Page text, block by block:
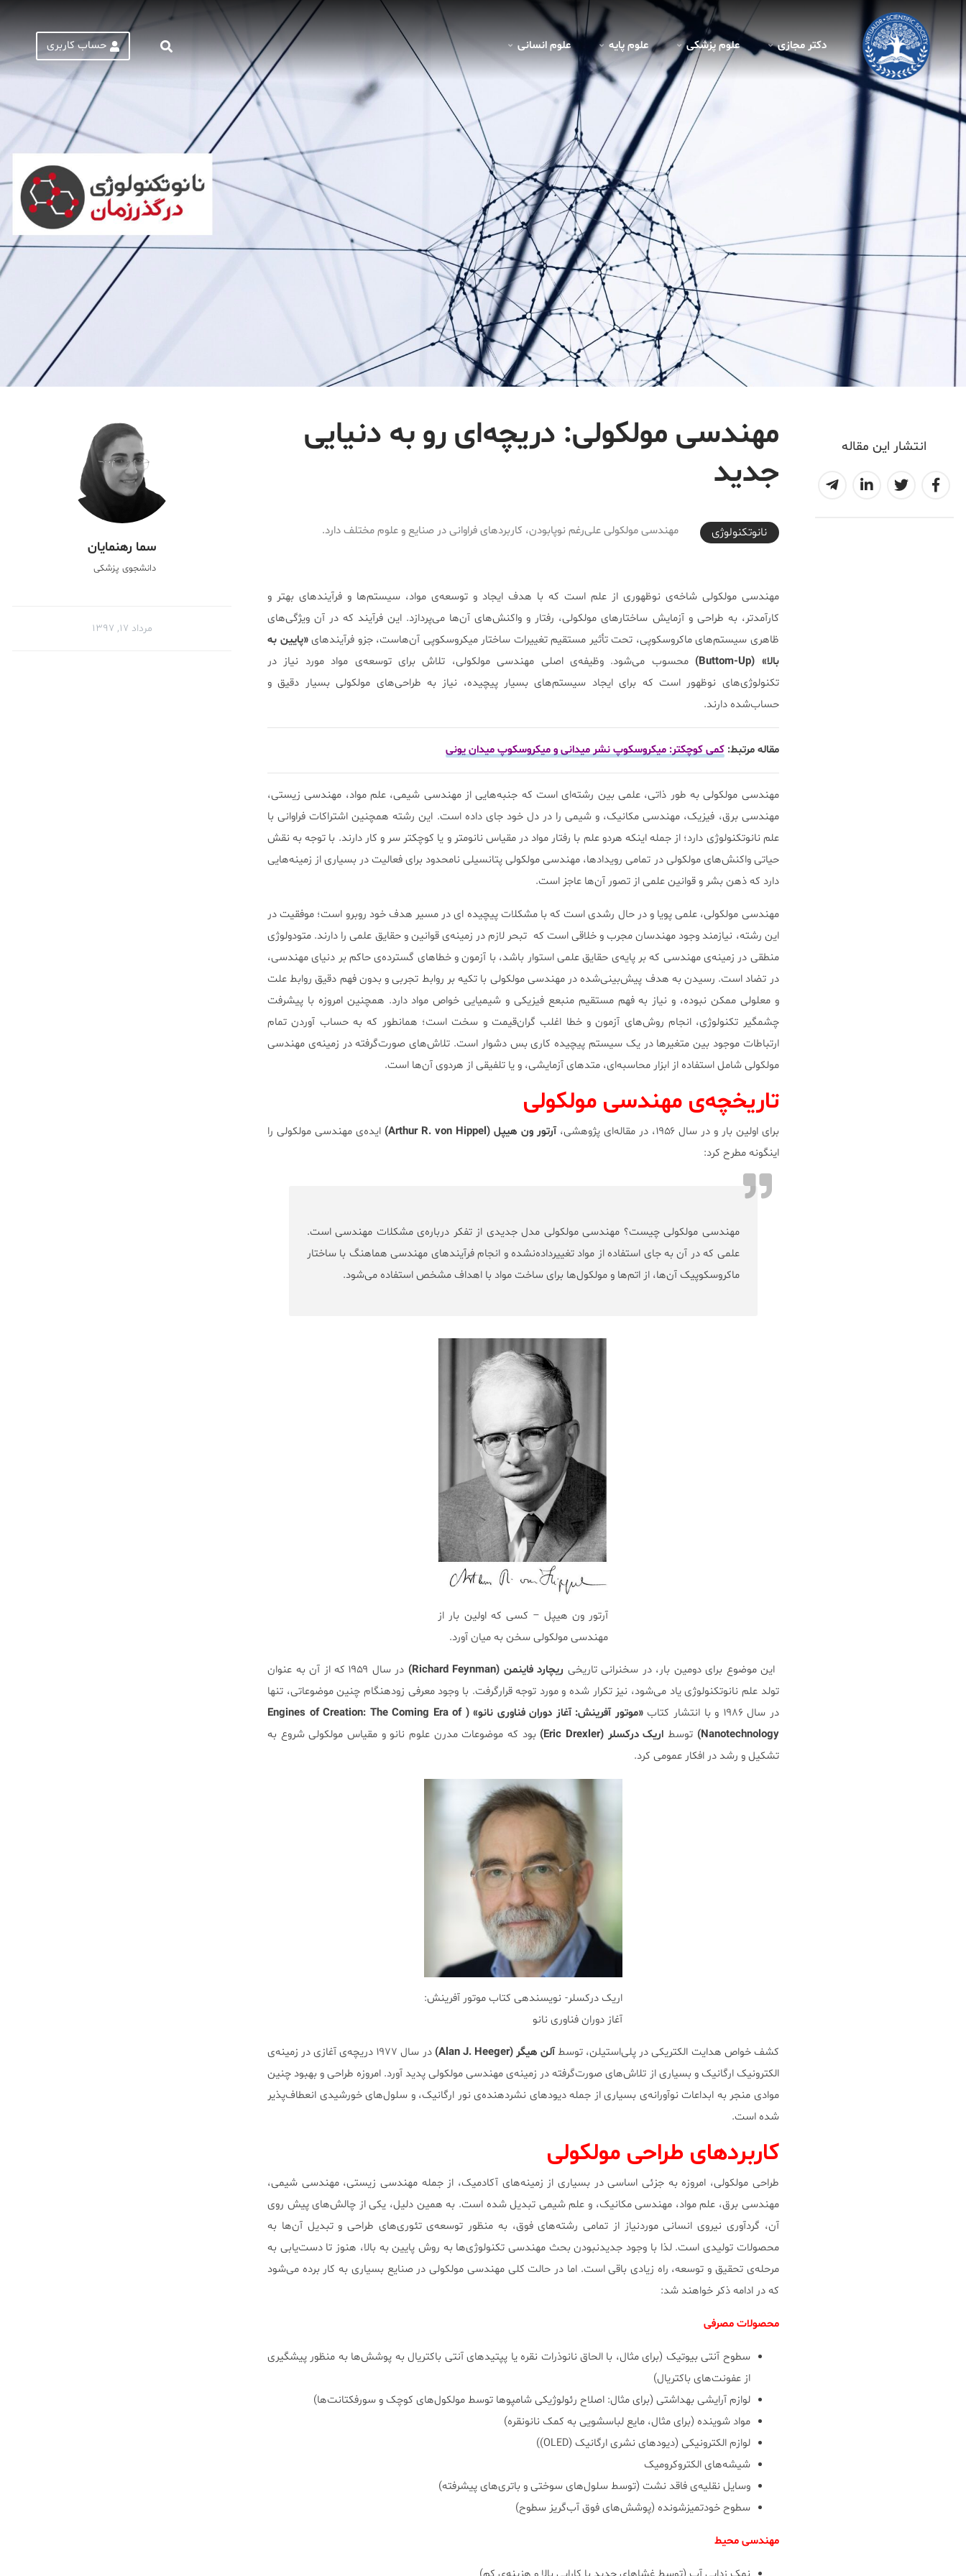
دکتر مجازی علوم پزشکی علوم پايه علوم انسانی حساب کاربری
انتشار این مقاله
مهندسی مولکولی: دریچه‌ای رو به دنیایی
جدید
2018-05-25T21:01:36+04:30
نانوتکنولوژی مهندسی مولکولی علی‌رغم نوپابودن، کاربردهای فراوانی در صنایع و علوم مختلف دارد.
مهندسی مولکولی شاخه‌ی نوظهوری از علم است که با هدف ایجاد و توسعه‌ی مواد، سیستم‌ها و فرآیند‌های بهتر و
کارآمدتر، به طراحی و آزمایش ساختارهای مولکولی، رفتار و واکنش‌های آن‌ها می‌پردازد. این فرآیند که در آن ویژگی‌های
ظاهری سیستم‌های ماکروسکوپی، تحت تأثیر مستقیم تغییرات ساختار میکروسکوپی آن‌هاست، جزو فرآیندهای«پایین به
بالا» (‌Buttom-Up)
محسوب می‌شود. وظیفه‌ی اصلی مهندسی مولکولی، تلاش برای توسعه‌ی مواد مورد نیاز در
تکنولوژی‌های نوظهور است که برای ایجاد سیستم‌های بسیار پیچیده، نیاز به طراحی‌های مولکولی بسیار دقیق و
حساب‌شده دارند.
مقاله مرتبط:کمی کوچکتر: میکروسکوپ نشر میدانی و میکروسکوپ میدان یونی
مهندسی مولکولی به طور ذاتی، علمی بین رشته‌ای است که جنبه‌هایی از مهندسی شیمی، علم مواد، مهندسی زیستی،
مهندسی برق، فیزیک، مهندسی مکانیک، و شیمی را در دل خود جای داده است. این رشته همچنین اشتراکات فراوانی با
علم نانوتکنولوژی دارد؛ از جمله اینکه هردو علم با رفتار مواد در مقیاس نانومتر و یا کوچکتر سر و کار دارند. با توجه به نقش
حیاتی واکنش‌های مولکولی در تمامی رویداد‌ها، مهندسی مولکولی پتانسیلی نامحدود برای فعالیت در بسیاری از زمینه‌هایی
دارد که ذهن بشر و قوانین علمی از تصور آن‌ها عاجز است.
مهندسی مولکولی، علمی پویا و در حال رشدی است که با مشکلات پیچیده ای در مسیر هدف خود روبرو است؛ موفقیت در
این رشته، نیازمند وجود مهندسان مجرب و خلاقی است که تبحر لازم در زمینه‌ی قوانین و حقایق علمی را دارند. متودولوژی
منطقی در زمینه‌ی مهندسی که بر پایه‌ی حقایق علمی استوار باشد، با آزمون و خطاهای گسترده‌ی حاکم بر دنیای مهندسی،
در تضاد است. رسیدن به هدف پیش‌بینی‌شده در مهندسی مولکولی با تکیه بر روابط تجربی و بدون فهم دقیق روابط علت
و معلولی ممکن نبوده، و نیاز به فهم مستقیم منبعع فیزیکی و شیمیایی خواص مواد دارد. همچنین امروزه با پیشرفت
چشمگیر تکنولوژی، انجام روش‌های آزمون و خطا اغلب گران‌قیمت و سخت است؛ همانطور که به حساب آوردن تمام
ارتباطات موجود بین متغیرها در یک سیستم پیچیده کاری بس دشوار است. تلاش‌های صورت‌گرفته در زمینه‌ی مهندسی
مولکولی شامل استفاده از ابزار محاسبه‌ای، متدهای آزمایشی، و یا تلفیقی از هردوی آن‌ها است.
تاریخچه‌ی مهندسی مولکولی
برای اولین بار و در سال ۱۹۵۶، در مقاله‌ای پژوهشی، آرتور ون هیپل (Arthur R. von Hippel)
ایده‌ی مهندسی مولکولی را
اینگونه مطرح کرد:
مهندسی مولکولی چیست؟ مهندسی مولکولی مدل جدیدی از تفکر درباره‌ی مشکلات مهندسی است.
علمی که در آن به جای استفاده از مواد تغییرداده‌نشده و انجام فرآیندهای مهندسی هماهنگ با ساختار
ماکروسکوپیک آن‌ها، از اتم‌ها و مولکول‌ها برای ساخت مواد با اهداف مشخص استفاده می‌شود.
آرتور ون هیپل – کسی که اولین بار از
مهندسی مولکولی سخن به میان آورد.
این موضوع برای دومین بار، در سخنرانی تاریخی ریچارد فاینمن (Richard Feynman)
در سال ۱۹۵۹ که از آن به عنوان
تولد علم نانوتکنولوژی یاد می‌شود، نیز تکرار شده و مورد توجه قرارگرفت. با وجود معرفی زودهنگام چنین موضوعاتی، تنها
در سال ۱۹۸۶ و با انتشار کتاب
«موتور آفرینش: آغاز دوران فناوری نانو» ( Engines of Creation: The Coming Era of
Nanotechnology) توسط اریک درکسلر (Eric Drexler)
بود که موضوعات مدرن علوم نانو و مقیاس مولکولی شروع به
تشکیل و رشد در افکار عمومی کرد.
اریک درکسلر- نویسندهی کتاب موتور آفرینش:
آغاز دوران فناوری نانو
کشف خواص هدایت الکتریکی در پلی‌استیلن، توسطآلن هیگر (Alan J. Heeger)
در سال ۱۹۷۷ دریچه‌ی آغازی در زمینه‌ی
الکترونیک ارگانیک و بسیاری از تلاش‌های صورت‌گرفته در زمینه‌ی مهندسی مولکولی پدید آورد. امروزه طراحی و بهبود چنین
موادی منجر به ابداعات نوآورانه‌ی بسیاری از جمله دیودهای نشردهنده‌ی نور ارگانیک، و سلول‌های خورشیدی انعطاف‌پذیر
شده است.
کاربردهای طراحی مولکولی
طراحی مولکولی، امروزه به جزئی اساسی در بسیاری از زمینه‌های آکادمیک، از جمله مهندسی زیستی، مهندسی شیمی،
مهندسی برق، علم مواد، مهندسی مکانیک، و علم شیمی تبدیل شده است. به همین دلیل، یکی از چالش‌های پیش روی
آن، گردآوری نیروی انسانی موردنیاز از تمامی رشته‌های فوق، به منظور توسعه‌ی تئوری‌های طراحی و تبدیل آن‌ها به
محصولات تولیدی است. لذا با وجود جدیدنبودن بحث مهندسی تکنولوژی‌ها به روش پایین به بالا، هنوز تا دست‌یابی به
مرحله‌ی تحقیق و توسعه، راه زیادی باقی است. اما در حالت کلی مهندسی مولکولی در صنایع بسیاری به کار برده می‌شود
که در ادامه ذکر خواهند شد:
محصولات مصرفی
سطوح آنتی بیوتیک (برای مثال، با الحاق نانوذرات نقره یا پپتیدهای آنتی باکتریال به پوشش‌ها به منظور پیشگیری
از عفونت‌های باکتریال)
لوازم آرایشی بهداشتی (برای مثال: اصلاح رئولوژیکی شامپوها توسط مولکول‌های کوچک و سورفکتانت‌ها)
مواد شوینده (برای مثال، مایع لباسشویی به کمک نانونقره)
لوازم الکترونیکی (دیودهای نشری ارگانیک (OLED))
شیشه‌های الکتروکرومیک
وسایل نقلیه‌‌ی فاقد نشت (توسط سلول‌های سوختی و باتری‌های پیشرفته)
سطوح خودتمیزشونده (پوشش‌های فوق آب‌گریز سطوح)
مهندسی محیط
سما رهنمایان
دانشجوی پزشکی
مرداد ۱۷, ۱۳۹۷